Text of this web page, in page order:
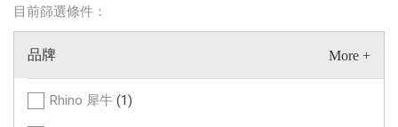
目前篩選條件：
品牌
Rhino 犀牛 (1)